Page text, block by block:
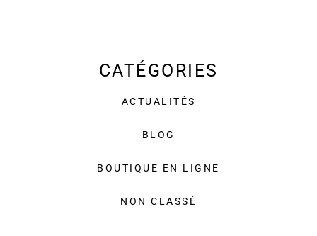
CATÉGORIES
ACTUALITÉS
BLOG
BOUTIQUE EN LIGNE
NON CLASSÉ